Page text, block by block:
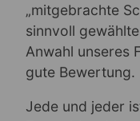
„mitgebrachte
sinnvoll
Anwahl unseres
gute Bewertung.
Jede und jeder